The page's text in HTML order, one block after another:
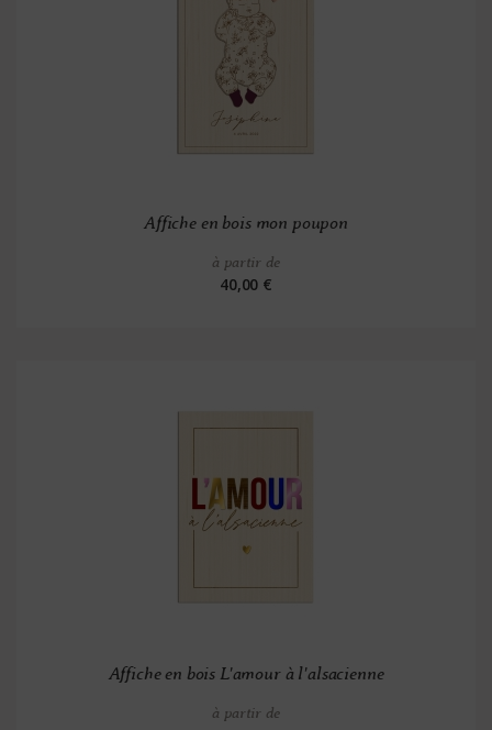
Affiche en bois mon poupon
à partir de
40,00 €
Affiche en bois L'amour à l'alsacienne
à partir de